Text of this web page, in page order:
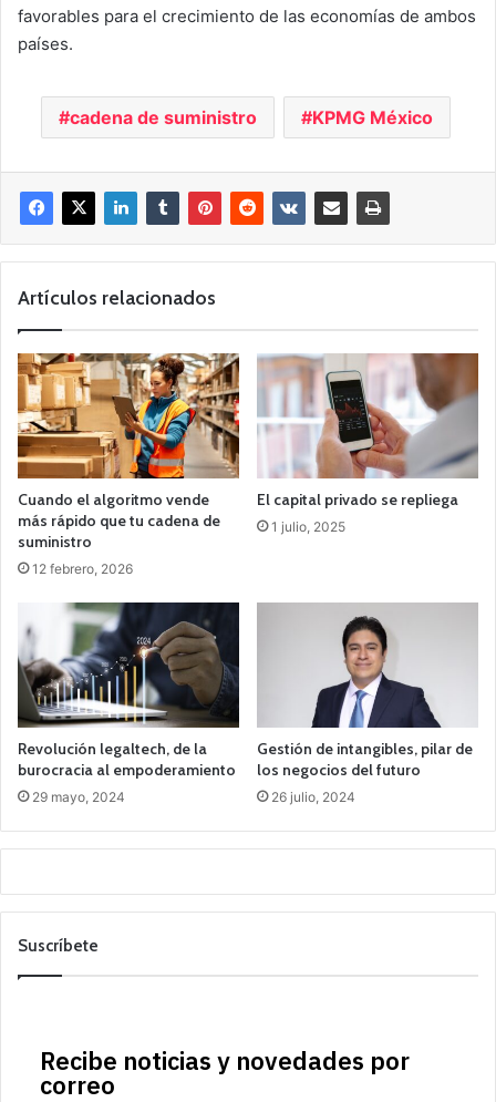
favorables para el crecimiento de las economías de ambos
países.
cadena de suministro KPMG México
Artículos relacionados
Cuando el algoritmo vende
más rápido que tu cadena de
suministro
12 febrero, 2026
El capital privado se repliega
1 julio, 2025
Revolución legaltech, de la
burocracia al empoderamiento
29 mayo, 2024
Gestión de intangibles, pilar de
los negocios del futuro
26 julio, 2024
Suscríbete
Recibe noticias y novedades por
correo